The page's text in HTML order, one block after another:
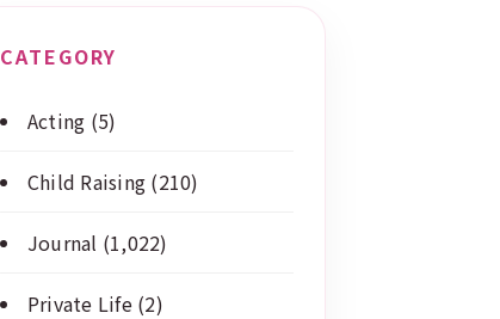
CATEGORY
Acting (5)
Child Raising (210)
Journal (1,022)
Private Life(2)